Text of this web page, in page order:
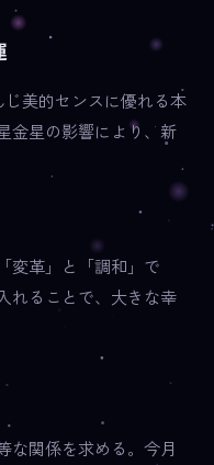
美的センスに優れる本
金星の影響により、新
変革」と「調和」で
れることで、大きな幸
な関係を求める。今月